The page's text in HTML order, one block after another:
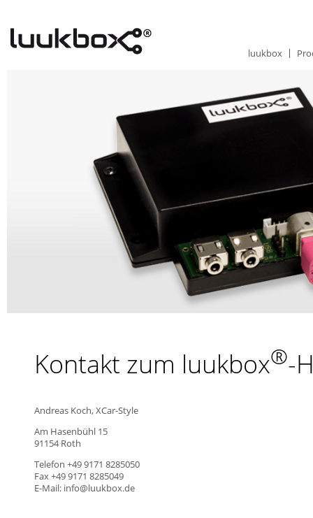
luukbox
Kontakt zum luukbox®-
Andreas Koch, XCar-Style
Am Hasenbühl 15
91154 Roth
Telefon +49 9171 8285050
Fax +49 9171 8285049
E-Mail: info@luukbox.de